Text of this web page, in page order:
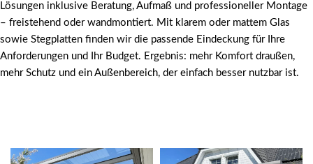
Lösungen inklusive Beratung, Aufmaß und professioneller Montage
– freistehend oder wandmontiert. Mit klarem oder mattem Glas
sowie Stegplatten finden wir die passende Eindeckung für Ihre
Anforderungen und Ihr Budget. Ergebnis: mehr Komfort draußen,
mehr Schutz und ein Außenbereich, der einfach besser nutzbar ist.